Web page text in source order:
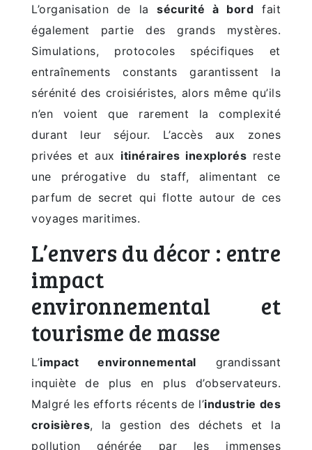
L’organisation de lasécurité à bord fait
également partie des grands mystères.
Simulations, protocoles spécifiques et
entraînements constants garantissent la
sérénité des croisiéristes, alors même qu’ils
n’en voient que rarement la complexité
durant leur séjour. L’accès aux zones
privées et aux itinéraires inexplorés reste
une prérogative du staff, alimentant ce
parfum de secret qui flotte autour de ces
voyages maritimes.
L’envers du décor : entre
impact
environnemental et
tourisme de masse
L’impact environnemental grandissant
inquiète de plus en plus d’observateurs.
Malgré les efforts récents de l’industrie des
croisières, la gestion des déchets et la
pollution générée par les immenses